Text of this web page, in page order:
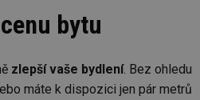
bytu
zlepší vaše bydlení. Bez ohledu
máte k dispozici jen pár metrů